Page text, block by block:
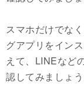
スマホだけでな
グアプリをイン
えて、LINEなど
認してみましょう